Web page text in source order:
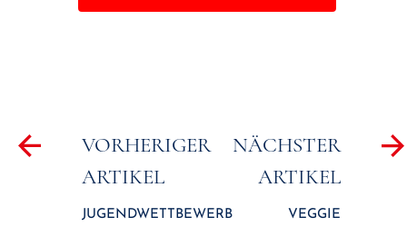
Beitragsnavigation
VORHERIGER
ARTIKEL
JUGENDWETTBEWERB
NÄCHSTER
ARTIKEL
VEGGIE